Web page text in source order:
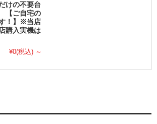
けの不要台
【ご自宅の
！】※当店
購入実機は
¥0(税込) ～